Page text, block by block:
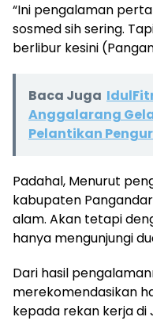
“Ini pengalaman
sosmed sih sering.
berlibur kesini
Baca Juga
Anggalarang
Pelantikan
Padahal, Menurut
kabupaten
alam. Akan tetapi
hanya mengunjungi
Dari hasil
merekomendasikan
kepada rekan kerja di